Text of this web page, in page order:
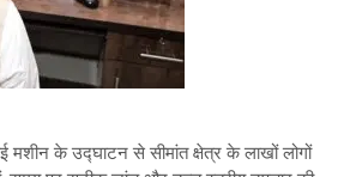
के उद्घाटन से सीमांत क्षेत्र के लाखों लोगों